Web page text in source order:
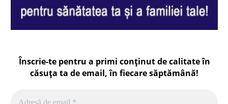
Înscrie-te pentru a primi conținut de calitate în
căsuța ta de email, în fiecaresăptămână!